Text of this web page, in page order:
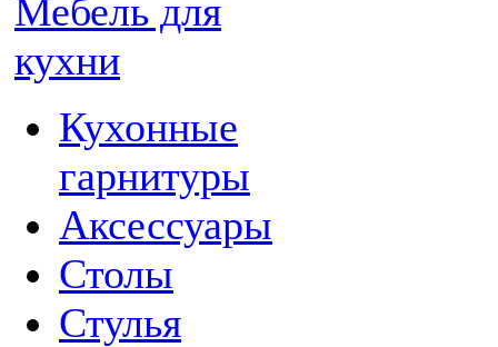
Мебель для
кухни
Кухонные
гарнитуры
Аксессуары
Столы
Стулья